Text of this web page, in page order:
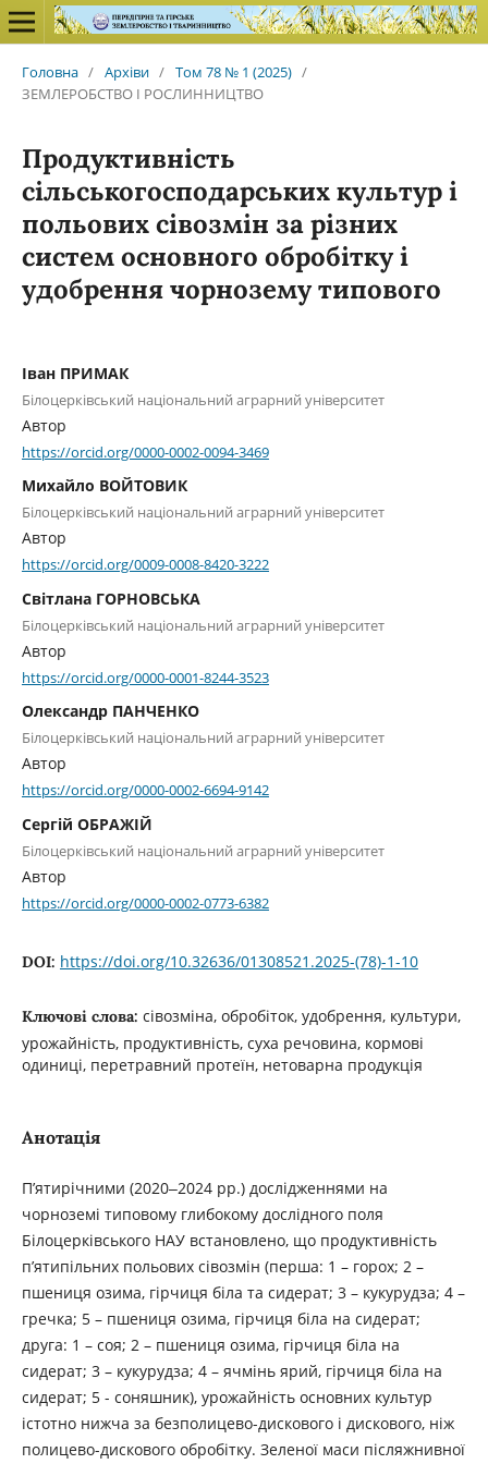
Головна / Архіви / Том 78 № 1 (2025) /
ЗЕМЛЕРОБСТВО І РОСЛИННИЦТВО
Продуктивність
сільськогосподарських культур і
польових сівозмін за різних
систем основного обробітку і
удобрення чорнозему типового
Іван ПРИМАК
Білоцерківський національний аграрний університет
Автор
https://orcid.org/0000-0002-0094-3469
Михайло ВОЙТОВИК
Білоцерківський національний аграрний університет
Автор
https://orcid.org/0009-0008-8420-3222
Світлана ГОРНОВСЬКА
Білоцерківський національний аграрний університет
Автор
https://orcid.org/0000-0001-8244-3523
Олександр ПАНЧЕНКО
Білоцерківський національний аграрний університет
Автор
https://orcid.org/0000-0002-6694-9142
Сергій ОБРАЖІЙ
Білоцерківський національний аграрний університет
Автор
https://orcid.org/0000-0002-0773-6382
DOI: https://doi.org/10.32636/01308521.2025-(78)-1-10
Ключові слова: сівозміна, обробіток, удобрення, культури,
урожайність, продуктивність, суха речовина, кормові
одиниці, перетравний протеїн, нетоварна продукція
Анотація
П’ятирічними (2020‒2024 рр.) дослідженнями на
чорноземі типовому глибокому дослідного поля
Білоцерківського НАУ встановлено, що продуктивність
п’ятипільних польових сівозмін (перша: 1 – горох; 2 –
пшениця озима, гірчиця біла та сидерат; 3 – кукурудза; 4 –
гречка; 5 – пшениця озима, гірчиця біла на сидерат;
друга: 1 – соя; 2 – пшениця озима, гірчиця біла на
сидерат; 3 – кукурудза; 4 – ячмінь ярий, гірчиця біла на
сидерат; 5 - соняшник), урожайність основних культур
істотно нижча за безполицево-дискового і дискового, ніж
полицево-дискового обробітку. Зеленої маси післяжнивної